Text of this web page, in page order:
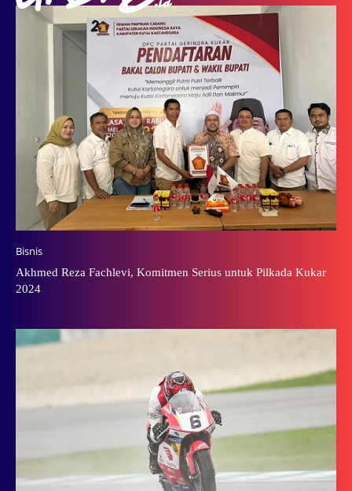
Bisnis
Akhmed Reza Fachlevi, Komitmen Serius untuk Pilkada Kukar
2024